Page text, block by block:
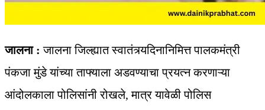
जालना : जालना जिल्ह्यात स्वातंत्र्यदिनानिमित्त पालकमंत्री
पंकजा मुंडे यांच्या ताफ्याला अडवण्याचा प्रयत्न करणाऱ्या
आंदोलकाला पोलिसांनी रोखले, मात्र यावेळी पोलिस